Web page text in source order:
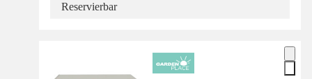
Reservierbar